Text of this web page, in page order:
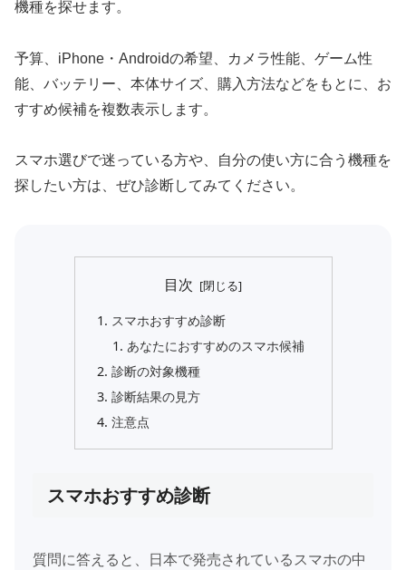
機種を探せます。
予算、iPhone・Androidの希望、カメラ性能、ゲーム性
能、バッテリー、本体サイズ、購入方法などをもとに、お
すすめ候補を複数表示します。
スマホ選びで迷っている方や、自分の使い方に合う機種を
探したい方は、ぜひ診断してみてください。
目次
スマホおすすめ診断
あなたにおすすめのスマホ候補
診断の対象機種
診断結果の見方
注意点
スマホおすすめ診断
質問に答えると、日本で発売されているスマホの中